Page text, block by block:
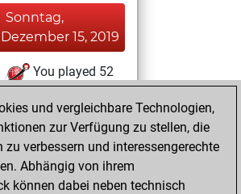
Sonntag,
Dezember 15, 2019
You played 52
You scored +33
=1 -18 in blitz
Samstag,
und vergleichbare Technologien,
zur Verfügung zu stellen, die
zu verbessern und interessengerechte
Abhängig von ihrem
können dabei neben technisch